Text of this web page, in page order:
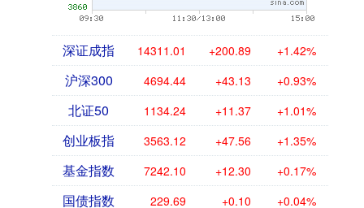
深证成指 14311.01 +200.89 +1.42%
沪深300 4694.44 +43.13 +0.93%
北证50 1134.24 +11.37 +1.01%
创业板指 3563.12 +47.56 +1.35%
基金指数 7242.10 +12.30 +0.17%
国债指数 229.69 +0.10 +0.04%